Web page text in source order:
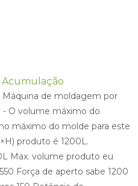
Acumulação
Máquina de moldagem por
- O volume máximo do
máximo do molde para este
produto é 1200L.
Max. volume produto eu
Força de aperto sabe 1200